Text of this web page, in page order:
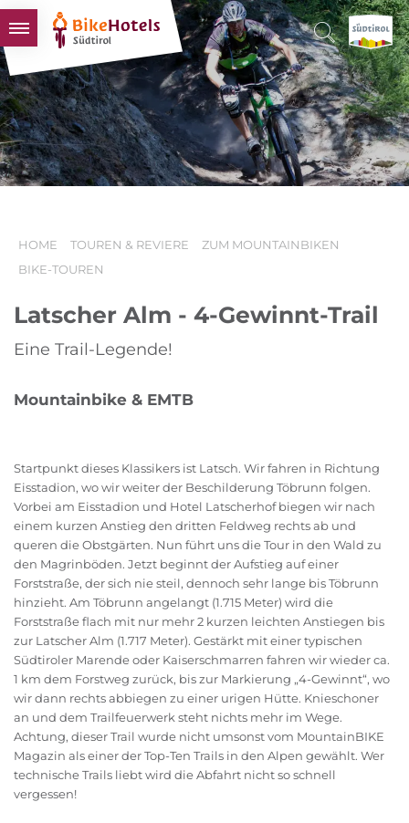
BIKEHOTELS
HOTELS & PAKETE
TOUREN & REVIERE
SÜDTIROL & WIR
HOME TOUREN & REVIERE
ZUM MOUNTAINBIKEN
BIKE-TOUREN
Latscher Alm - 4-Gewinnt-Trail
Eine Trail-Legende!
Mountainbike & EMTB
Startpunkt dieses Klassikers ist Latsch. Wir fahren in Richtung
Eisstadion, wo wir weiter der Beschilderung Töbrunn folgen.
Vorbei am Eisstadion und Hotel Latscherhof biegen wir nach
einem kurzen Anstieg den dritten Feldweg rechts ab und
queren die Obstgärten. Nun führt uns die Tour in den Wald zu
den Magrinböden. Jetzt beginnt der Aufstieg auf einer
Forststraße, der sich nie steil, dennoch sehr lange bis Töbrunn
hinzieht. Am Töbrunn angelangt (1.715 Meter) wird die
Forststraße flach mit nur mehr 2 kurzen leichten Anstiegen bis
zur Latscher Alm (1.717 Meter). Gestärkt mit einer typischen
Südtiroler Marende oder Kaiserschmarren fahren wir wieder ca.
1 km dem Forstweg zurück, bis zur Markierung „4-Gewinnt“, wo
wir dann rechts abbiegen zu einer urigen Hütte. Knieschoner
an und dem Trailfeuerwerk steht nichts mehr im Wege.
Achtung, dieser Trail wurde nicht umsonst vom MountainBIKE
Magazin als einer der Top-Ten Trails in den Alpen gewählt. Wer
technische Trails liebt wird die Abfahrt nicht so schnell
vergessen!